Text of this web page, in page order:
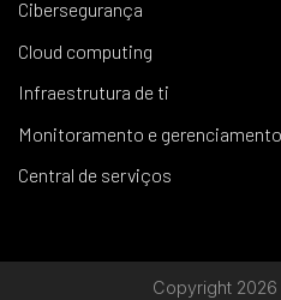
Cibersegurança
Cloud computing
Infraestrutura de ti
Monitoramento e
Central de serviços
Copyright